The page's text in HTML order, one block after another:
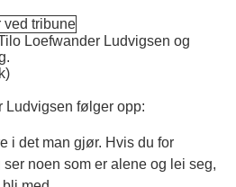
Loefwander Ludvigsen og
Ludvigsen følger opp:
i det man gjør. Hvis du for
noen som er alene og lei seg,